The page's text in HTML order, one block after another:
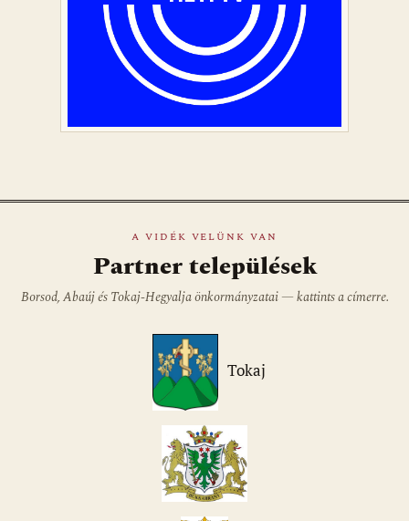
A VIDÉK VELÜNK VAN
Partner települések
Borsod, Abaúj és Tokaj-Hegyalja önkormányzatai — kattints a címerre.
Tokaj